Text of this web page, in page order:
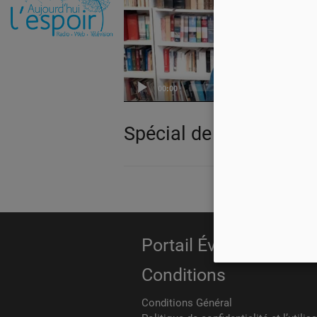
00:00
Spécial de Pâques 2021
Portail Évangélique
Conditions
Conditions Général